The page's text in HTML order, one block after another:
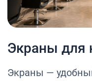
Экраны для
Экраны —